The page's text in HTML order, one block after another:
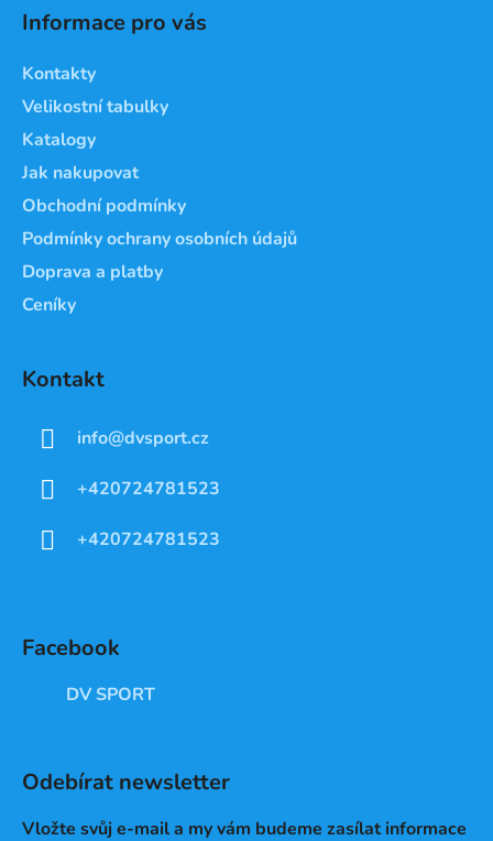
Informace pro vás
Kontakty
Velikostní tabulky
Katalogy
Jak nakupovat
Obchodní podmínky
Podmínky ochrany osobních údajů
Doprava a platby
Ceníky
Kontakt
info@dvsport.cz
+420724781523
+420724781523
Facebook
DV SPORT
Odebírat newsletter
Vložte svůj e-mail a my vám budeme zasílat informace